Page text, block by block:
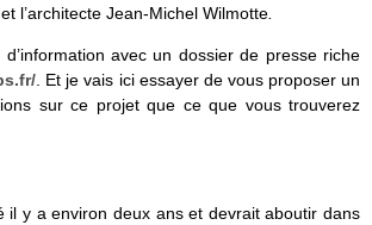
l’architecte Jean-Michel Wilmotte
avec un dossier de presse riche
. Et je vais ici essayer de vous proposer un
sur ce projet que ce que vous trouverez
il y a environ deux ans et devrait aboutir dans